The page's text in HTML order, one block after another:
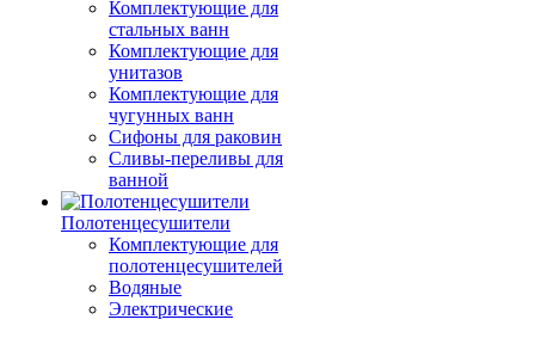
Комплектующие для
стальных ванн
Комплектующие для
унитазов
Комплектующие для
чугунных ванн
Сифоны для раковин
Сливы-переливы для
ванной
Полотенцесушители
Комплектующие для
полотенцесушителей
Водяные
Электрические